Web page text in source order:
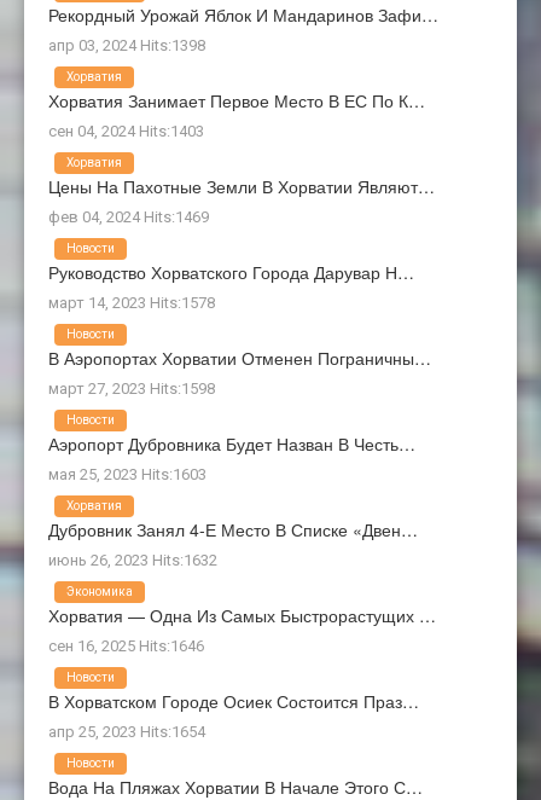
Рекордный Урожай Яблок И Мандаринов Зафи…
апр 03, 2024 Hits:1398
Хорватия Занимает Первое Место В ЕС По К…
сен 04, 2024 Hits:1403
Хорватия
Цены На Пахотные Земли В Хорватии Являют…
фев 04, 2024 Hits:1469
Хорватия
Руководство Хорватского Города Дарувар Н…
март 14, 2023 Hits:1578
Новости
В Аэропортах Хорватии Отменен Пограничны…
март 27, 2023 Hits:1598
Новости
Аэропорт Дубровника Будет Назван В Честь…
мая 25, 2023 Hits:1603
Новости
Дубровник Занял 4-Е Место В Списке «Двен…
июнь 26, 2023 Hits:1632
Хорватия
Хорватия — Одна Из Самых Быстрорастущих …
сен 16, 2025 Hits:1646
Экономика
В Хорватском Городе Осиек Состоится Праз…
апр 25, 2023 Hits:1654
Новости
Вода На Пляжах Хорватии В Начале Этого С…
Новости